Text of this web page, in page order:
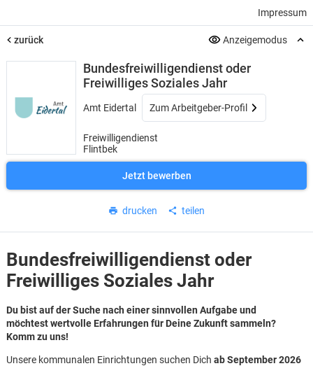
Impressum
zurück Anzeigemodus
Bundesfreiwilligendienst oder
Freiwilliges Soziales Jahr
Amt Eidertal Zum Arbeitgeber-Profil
Freiwilligendienst
Flintbek
Jetzt bewerben
drucken teilen
Bundesfreiwilligendienst oder
Freiwilliges Soziales Jahr
Du bist auf der Suche nach einer sinnvollen Aufgabe und
möchtest wertvolle Erfahrungen für Deine Zukunft sammeln?
Komm zu uns!
Unsere kommunalen Einrichtungen suchen Dich ab September 2026